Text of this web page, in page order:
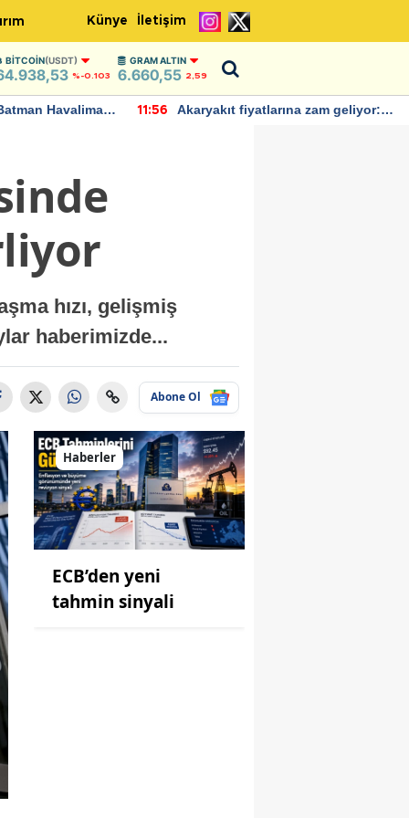
Künye İletişim
BITCOIN(USDT)
%-0.103
GRAM ALTIN
6.660,55 2,59
Havalimanı
11:56
Akaryakıt fiyatlarına zam geliyor:
hızı, gelişmiş
haberimizde...
Abone Ol
Haberler
ECB’den yeni
tahmin sinyali